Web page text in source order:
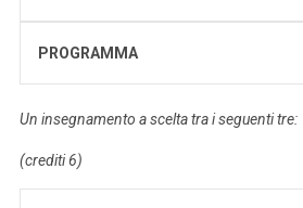
PROGRAMMA
Un insegnamento a scelta tra i seguenti tre:
(crediti 6)